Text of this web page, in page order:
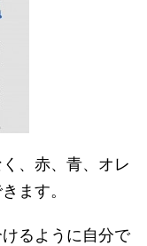
、赤、青、オレ
ます。
るように自分で